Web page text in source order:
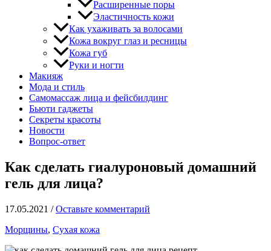
Расширенные поры
Эластичность кожи
Как ухаживать за волосами
Кожа вокруг глаз и ресницы
Кожа губ
Руки и ногти
Макияж
Мода и стиль
Самомассаж лица и фейсбилдинг
Бьюти гаджеты
Секреты красоты
Новости
Вопрос-ответ
Как сделать гиалуроновый домашний
гель для лица?
17.05.2021 /Оставьте комментарий
Морщины, Сухая кожа